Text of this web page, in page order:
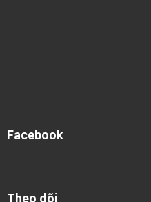
Facebook
Theo dõi